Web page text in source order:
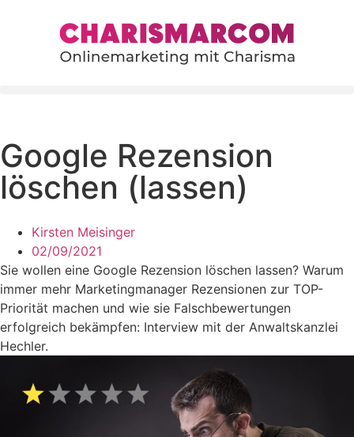
Google Rezension
löschen (lassen)
Kirsten Meisinger
02/09/2021
Sie wollen eine Google Rezension löschen lassen? Warum
immer mehr Marketingmanager Rezensionen zur TOP-
Priorität machen und wie sie Falschbewertungen
erfolgreich bekämpfen: Interview mit der Anwaltskanzlei
Hechler.